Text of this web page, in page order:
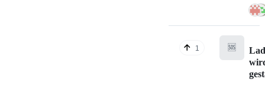
1 🆘